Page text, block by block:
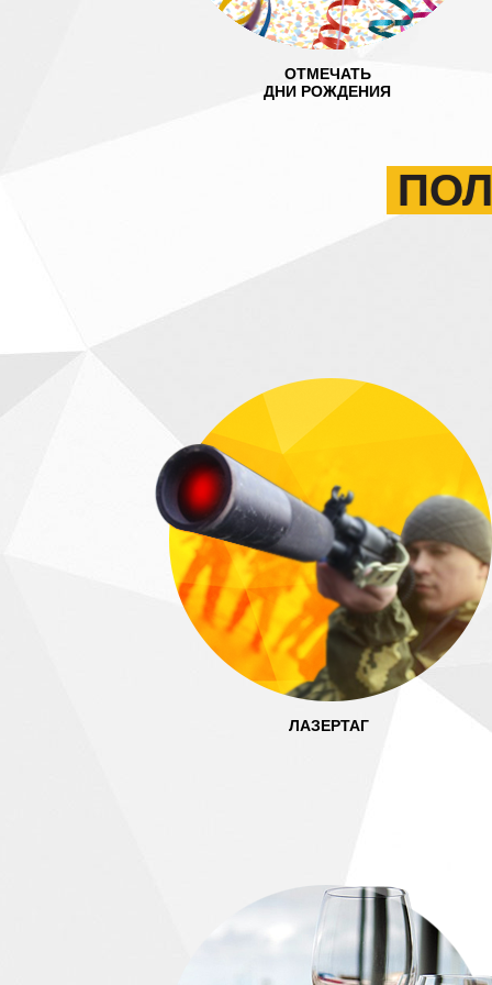
ОТМЕЧАТЬ
ДНИ РОЖДЕНИЯ
ЛАЗЕРТАГ